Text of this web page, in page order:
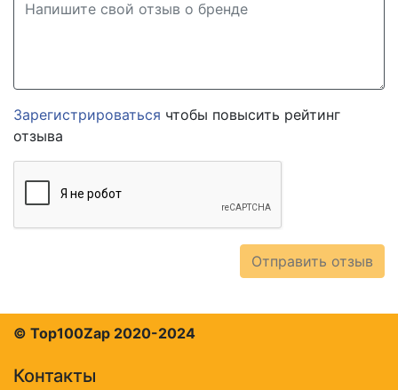
Зарегистрироваться чтобы повысить рейтинг
отзыва
Отправить отзыв
© Top100Zap 2020-2024
Контакты